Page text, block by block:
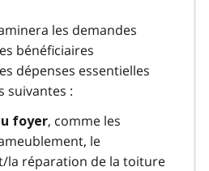
les demandes
bénéficiaires
dépenses essentielles
suivantes :
foyer, comme les
le
la réparation de la toiture